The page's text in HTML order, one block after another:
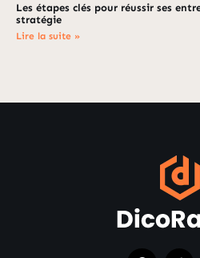
Les étapes clés pour réussir ses
stratégie
Lire la suite »